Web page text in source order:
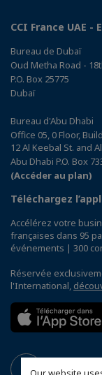
CCI France UAE -
Bureau de Dubaï
Oud Metha Road -
P.O. Box 25775
Dubaï
Bureau d'Abu Dhabi
Office 05, 0 Floor,
12 Al Keebal St. and
Abu Dhabi P.O. Box
(Accéder au plan)
Téléchargez
Accélérez votre
françaises dans 95
événements | 300
Réservée
l'International,